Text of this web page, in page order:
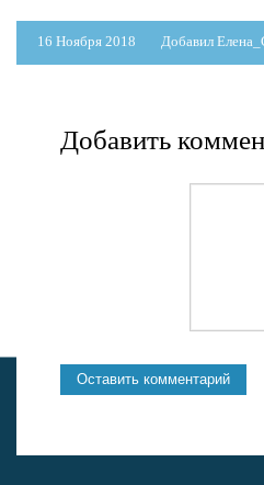
16 Ноября 2018 Добавил
Добавить